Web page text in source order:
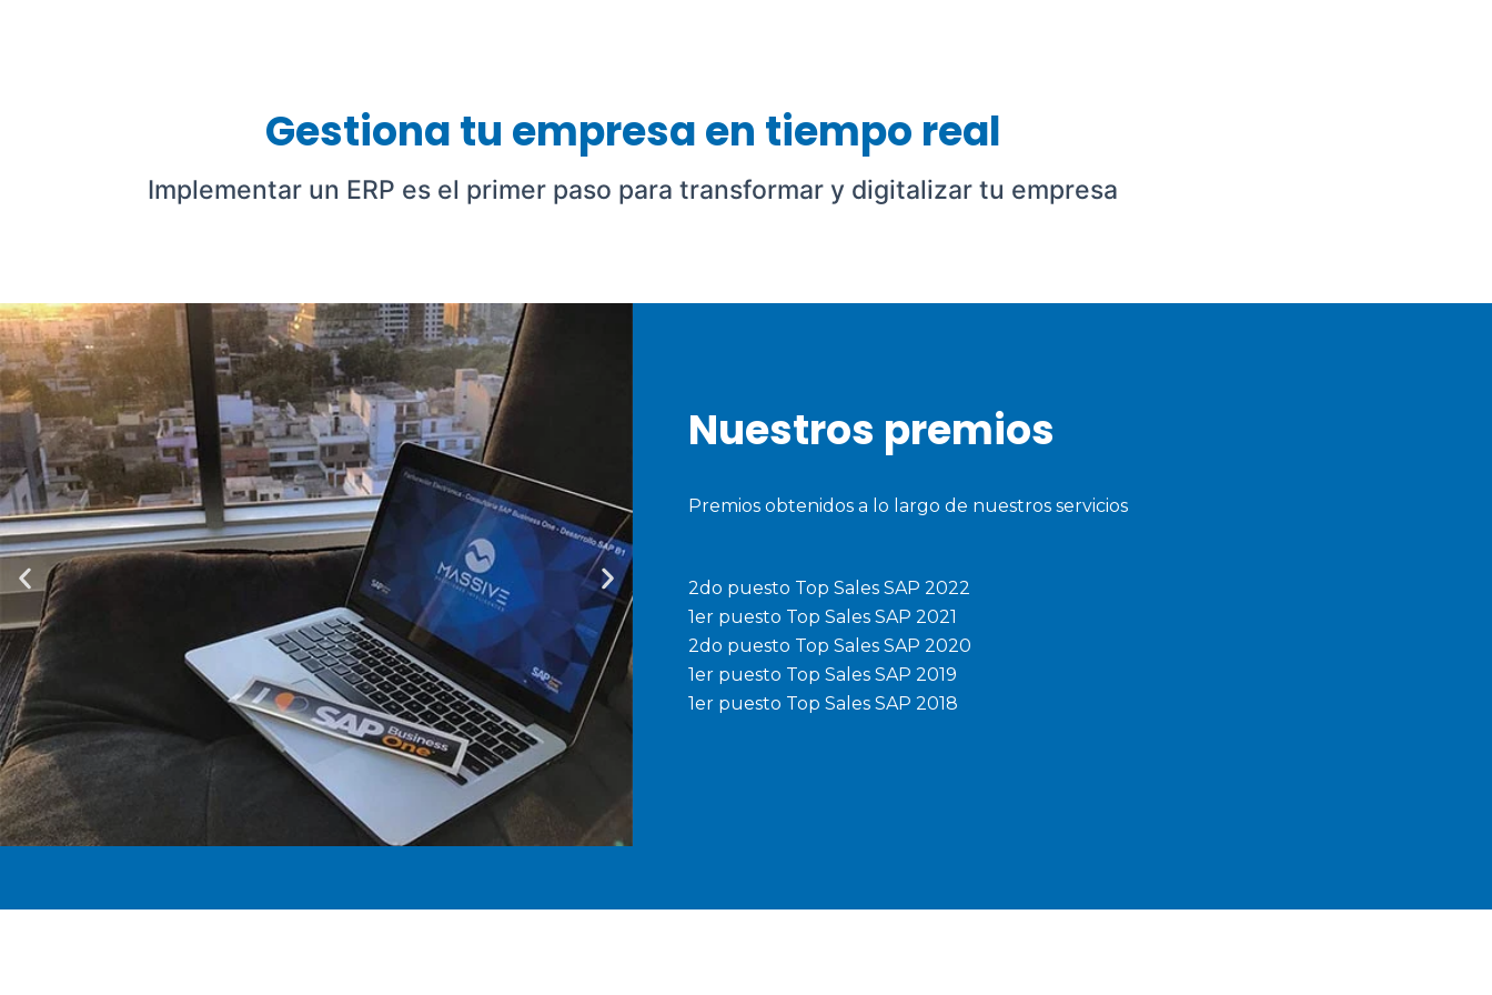
Gestiona tu empresa en tiempo real
Implementar un ERP es el primer paso para transformar y digitalizar tu empresa
Nuestros premios
Premios obtenidos a lo largo de nuestros servicios
2do puesto Top Sales SAP 2022
1er puesto Top Sales SAP 2021
2do puesto Top Sales SAP 2020
1er puesto Top Sales SAP 2019
1er puesto Top Sales SAP 2018